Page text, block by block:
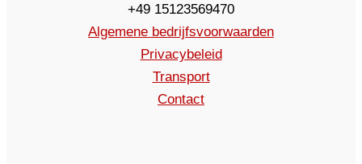
+49 15123569470
Algemene bedrijfsvoorwaarden
Privacybeleid
Transport
Contact